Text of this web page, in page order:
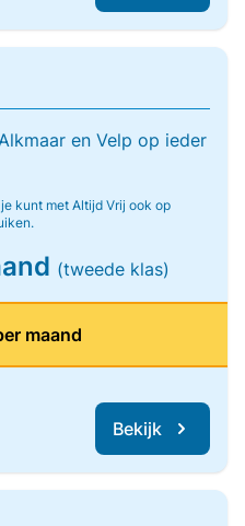
en Velp op ieder
kunt met Altijd Vrij ook op
(tweede klas)
maand
Bekijk